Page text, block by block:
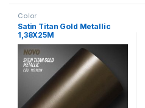
Color
Satin Titan Gold Metallic
1,38X25M